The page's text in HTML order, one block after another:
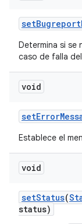
setBugreport
Determina si se
caso de falla
void
setError
Establece el
void
setStatus(
status)